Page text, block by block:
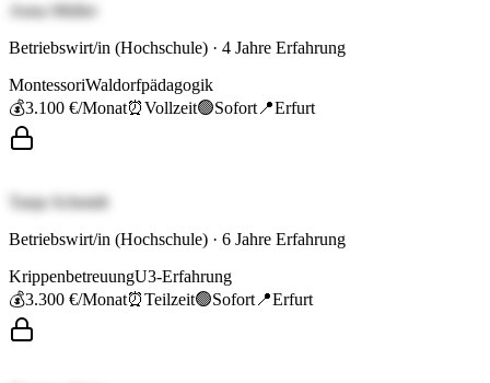
Anna Müller
Betriebswirt/in (Hochschule) · 4 Jahre Erfahrung
MontessoriWaldorfpädagogik
💰3.100 €/Monat⏰Vollzeit🟢Sofort 📍Erfurt
Tanja Schmidt
Betriebswirt/in (Hochschule) · 6 Jahre Erfahrung
KrippenbetreuungU3-Erfahrung
💰3.300 €/Monat⏰Teilzeit🟢Sofort 📍Erfurt